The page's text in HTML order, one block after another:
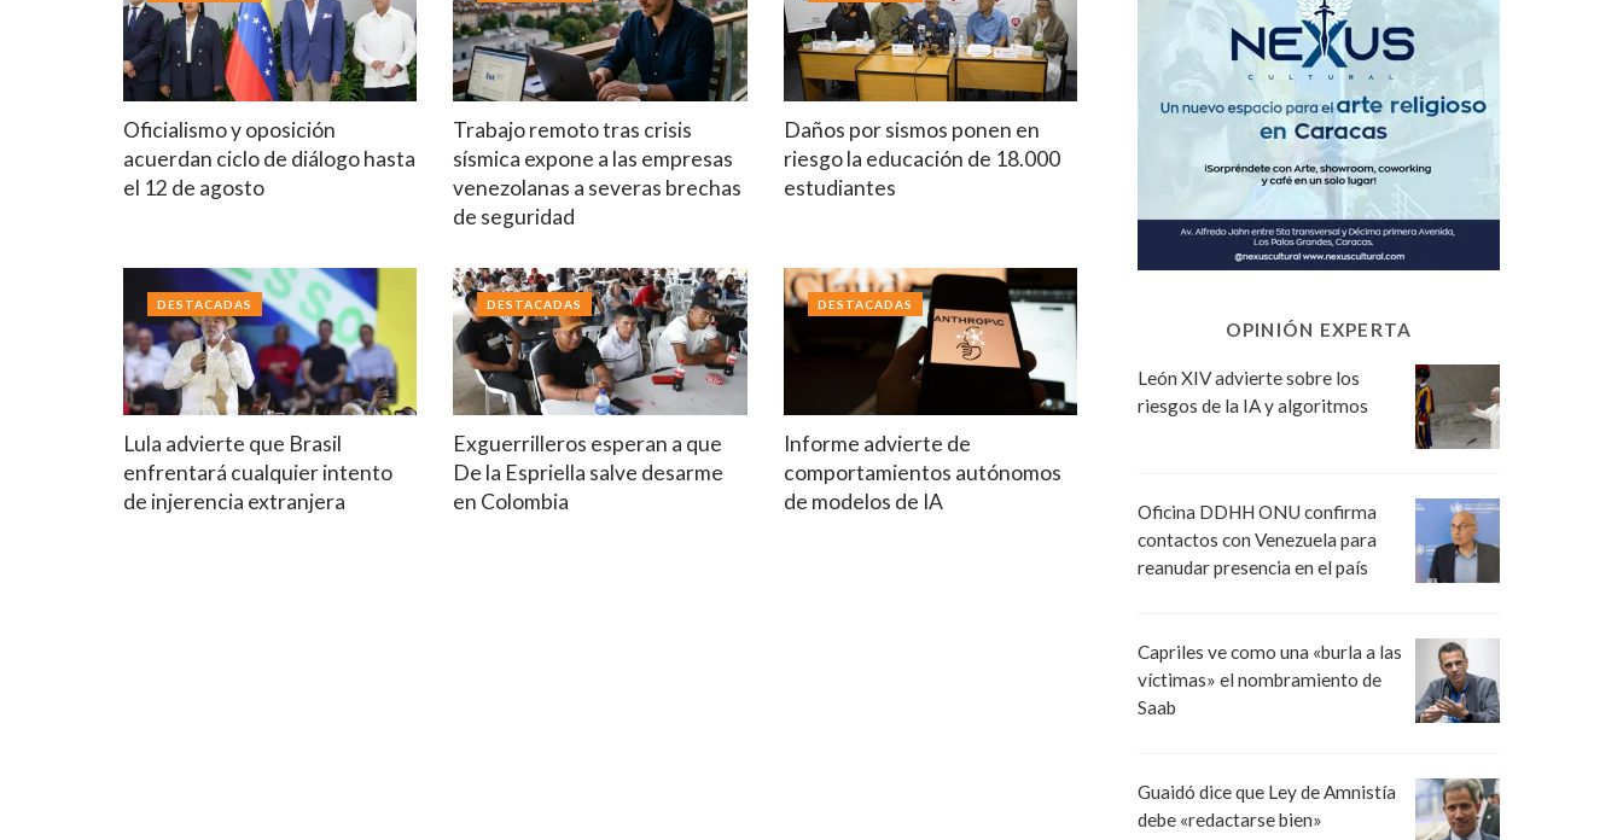
Oficialismo y oposición
acuerdan ciclo de diálogo hasta
el 12 de agosto
Trabajo remoto tras crisis
sísmica expone a las empresas
venezolanas a severas brechas
de seguridad
Daños por sismos ponen en
riesgo la educación de 18.000
estudiantes
Lula advierte que Brasil
enfrentará cualquier intento
de injerencia extranjera
DESTACADAS
Exguerrilleros esperan a que
De la Espriella salve desarme
en Colombia
DESTACADAS
Informe advierte de
comportamientos autónomos
de modelos de IA
DESTACADAS
OPINIÓN EXPERTA
León XIV advierte sobre los
riesgos de la IA y algoritmos
Oficina DDHH ONU confirma
contactos con Venezuela para
reanudar presencia en el país
Capriles ve como una «burla a las
víctimas» el nombramiento de
Saab
Guaidó dice que Ley de Amnistía
debe «redactarse bien»